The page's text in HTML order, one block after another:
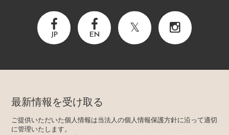
JP EN
最新情報を受け取る
ご提供いただいた個人情報は当法人の個人情報保護方針に沿って適切
に管理いたします。